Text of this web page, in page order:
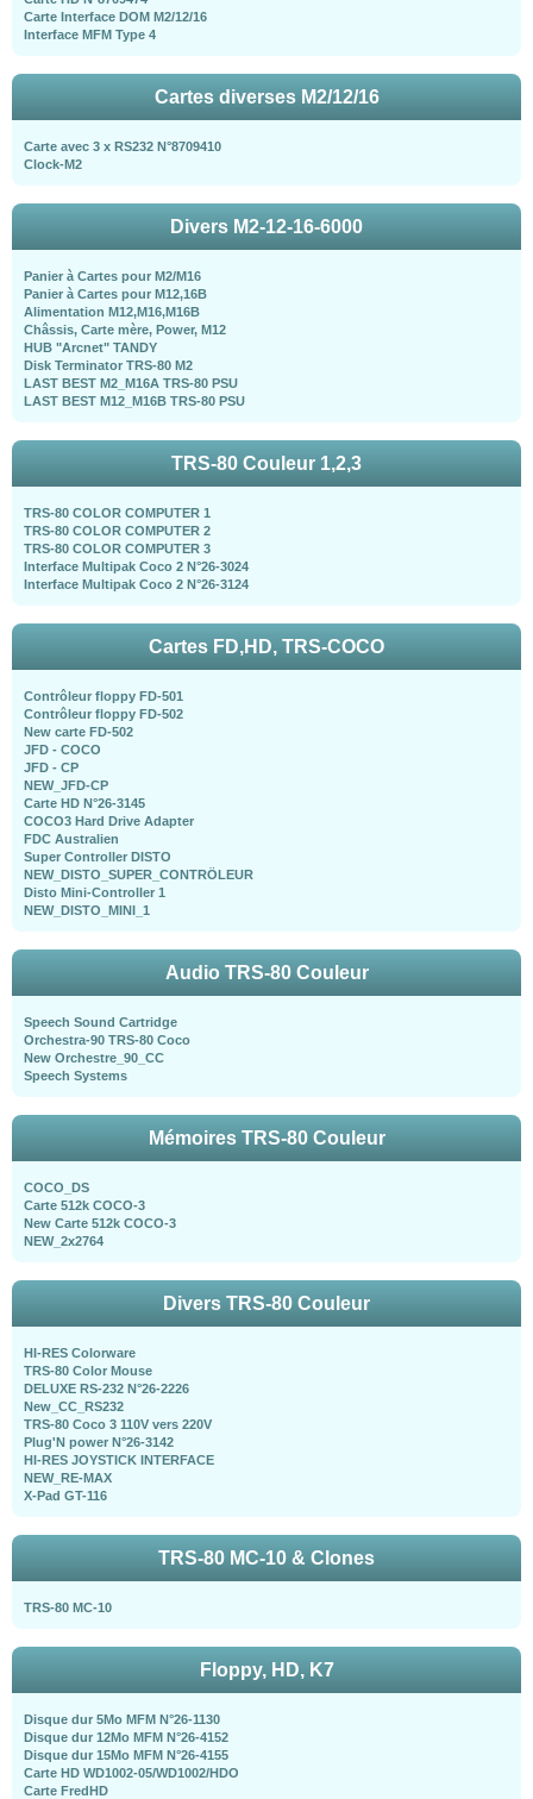
Carte Interface DOM M2/12/16
Interface MFM Type 4
Cartes diverses M2/12/16
Carte avec 3 x RS232 N°8709410
Clock-M2
Divers M2-12-16-6000
Panier à Cartes pour M2/M16
Panier à Cartes pour M12,16B
Alimentation M12,M16,M16B
Châssis, Carte mère, Power, M12
HUB "Arcnet" TANDY
Disk Terminator TRS-80 M2
LAST BEST M2_M16A TRS-80 PSU
LAST BEST M12_M16B TRS-80 PSU
TRS-80 Couleur 1,2,3
TRS-80 COLOR COMPUTER 1
TRS-80 COLOR COMPUTER 2
TRS-80 COLOR COMPUTER 3
Interface Multipak Coco 2 N°26-3024
Interface Multipak Coco 2 N°26-3124
Cartes FD,HD, TRS-COCO
Contrôleur floppy FD-501
Contrôleur floppy FD-502
New carte FD-502
JFD - COCO
JFD - CP
NEW_JFD-CP
Carte HD N°26-3145
COCO3 Hard Drive Adapter
FDC Australien
Super Controller DISTO
NEW_DISTO_SUPER_CONTRÖLEUR
Disto Mini-Controller 1
NEW_DISTO_MINI_1
Audio TRS-80 Couleur
Speech Sound Cartridge
Orchestra-90 TRS-80 Coco
New Orchestre_90_CC
Speech Systems
Mémoires TRS-80 Couleur
COCO_DS
Carte 512k COCO-3
New Carte 512k COCO-3
NEW_2x2764
Divers TRS-80 Couleur
HI-RES Colorware
TRS-80 Color Mouse
DELUXE RS-232 N°26-2226
New_CC_RS232
TRS-80 Coco 3 110V vers 220V
Plug'N power N°26-3142
HI-RES JOYSTICK INTERFACE
NEW_RE-MAX
X-Pad GT-116
TRS-80 MC-10 & Clones
TRS-80 MC-10
Floppy, HD, K7
Disque dur 5Mo MFM N°26-1130
Disque dur 12Mo MFM N°26-4152
Disque dur 15Mo MFM N°26-4155
Carte HD WD1002-05/WD1002/HDO
Carte FredHD